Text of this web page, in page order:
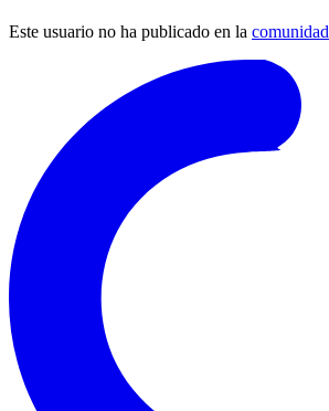
Este usuario no ha publicado en la comunidad